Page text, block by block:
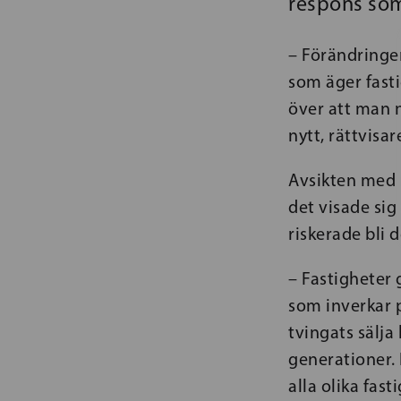
–
som äger
över att man
nytt,
Avsikten
det visade
riskerade bli
– Fastigheter
som inverkar
tvingats sälja
generationer.
alla olika